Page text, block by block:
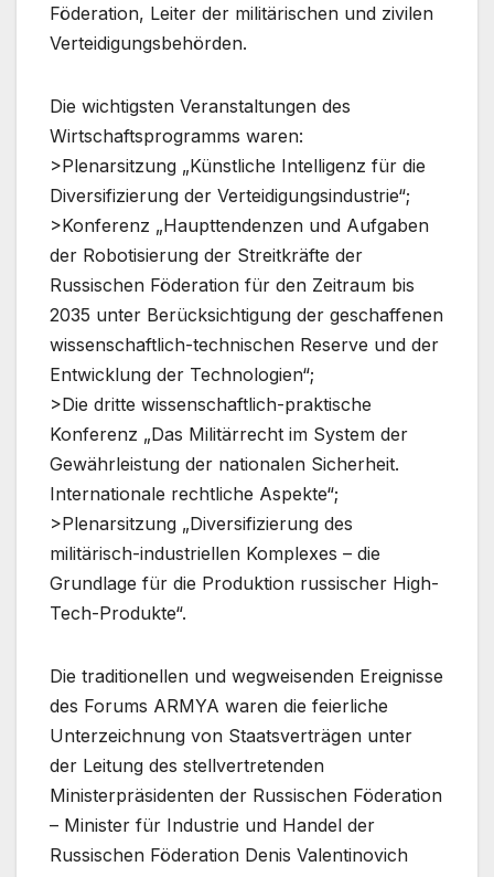
Föderation, Leiter der militärischen und zivilen
Verteidigungsbehörden.
Die wichtigsten Veranstaltungen des
Wirtschaftsprogramms waren:
>Plenarsitzung „Künstliche Intelligenz für die
Diversifizierung der Verteidigungsindustrie“;
>Konferenz „Haupttendenzen und Aufgaben
der Robotisierung der Streitkräfte der
Russischen Föderation für den Zeitraum bis
2035 unter Berücksichtigung der geschaffenen
wissenschaftlich-technischen Reserve und der
Entwicklung der Technologien“;
>Die dritte wissenschaftlich-praktische
Konferenz „Das Militärrecht im System der
Gewährleistung der nationalen Sicherheit.
Internationale rechtliche Aspekte“;
>Plenarsitzung „Diversifizierung des
militärisch-industriellen Komplexes – die
Grundlage für die Produktion russischer High-
Tech-Produkte“.
Die traditionellen und wegweisenden Ereignisse
des Forums ARMYA waren die feierliche
Unterzeichnung von Staatsverträgen unter
der Leitung des stellvertretenden
Ministerpräsidenten der Russischen Föderation
– Minister für Industrie und Handel der
Russischen Föderation Denis Valentinovich